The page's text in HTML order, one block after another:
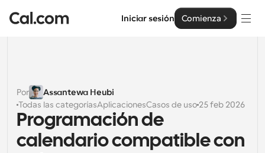
Iniciar sesión Comienza
Soluciones
Por tamaño del equipo
Para individuos
Programación personal hecha simple
Empresa
Por
Assantewa Heubi
Todas las categoríasAplicacionesCasos de uso 25 feb 2026
Programación de
calendario compatible con